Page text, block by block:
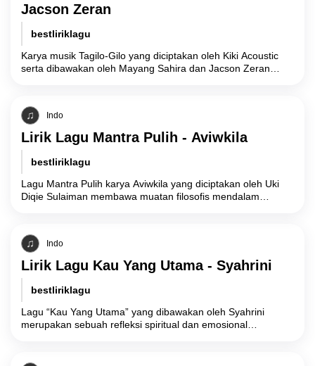
Jacson Zeran
bestliriklagu
Karya musik Tagilo-Gilo yang diciptakan oleh Kiki Acoustic
serta dibawakan oleh Mayang Sahira dan Jacson Zeran
Indo
Lirik Lagu Mantra Pulih - Aviwkila
bestliriklagu
Lagu Mantra Pulih karya Aviwkila yang diciptakan oleh Uki
Diqie Sulaiman membawa muatan filosofis mendalam
Indo
Lirik Lagu Kau Yang Utama - Syahrini
bestliriklagu
Lagu “Kau Yang Utama” yang dibawakan oleh Syahrini
merupakan sebuah refleksi spiritual dan emosional